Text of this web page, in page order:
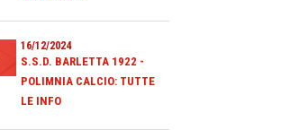
16/12/2024
S.S.D. BARLETTA 1922 -
POLIMNIA CALCIO: TUTTE
LE INFO